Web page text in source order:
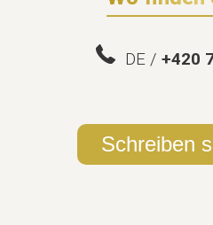
DE / +420
Schreiben